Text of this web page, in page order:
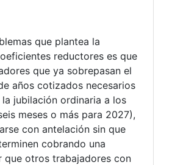
que plantea la
reductores es que
que ya sobrepasan el
años cotizados necesarios
jubilación ordinaria a los
meses o más para 2027),
con antelación sin que
cobrando una
que otros trabajadores con